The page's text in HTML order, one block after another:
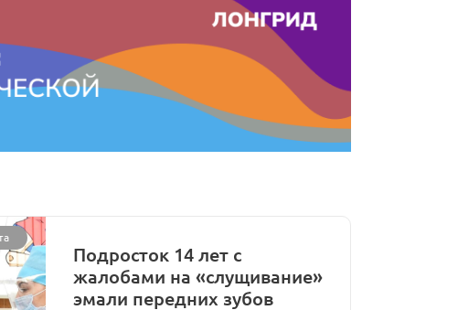
Подросток 14 лет с
жалобами на «слущивание»
эмали передних зубов